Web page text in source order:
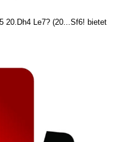
20.Dh4 Le7? (20...Sf6! bietet